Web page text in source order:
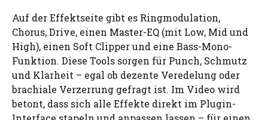
Auf der Effektseite gibt es Ringmodulation,
Chorus, Drive, einen Master-EQ (mit Low, Mid und
High), einen Soft Clipper und eine Bass-Mono-
Funktion. Diese Tools sorgen für Punch, Schmutz
und Klarheit – egal ob dezente Veredelung oder
brachiale Verzerrung gefragt ist. Im Video wird
betont, dass sich alle Effekte direkt im Plugin-